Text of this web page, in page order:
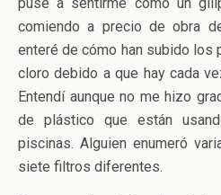
comiendo a precio de obra
enteré de cómo han subido
cloro debido a que hay cada
Entendí aunque no me hizo
de plástico que están
piscinas. Alguien enumeró
siete filtros diferentes.